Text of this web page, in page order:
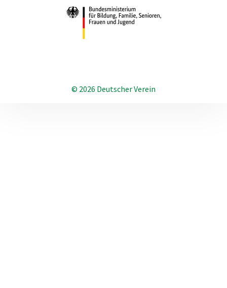
© 2026 Deutscher Verein